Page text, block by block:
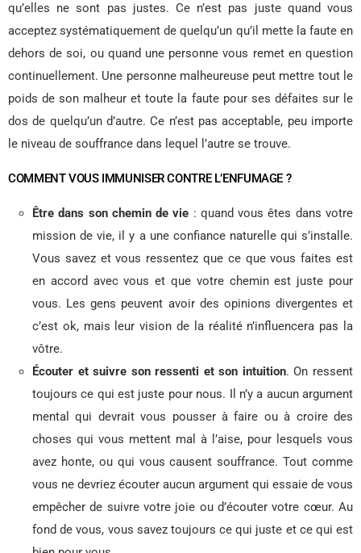
qu’elles ne sont pas justes. Ce n’est pas juste quand vous
acceptez systématiquement de quelqu’un qu’il mette la faute en
dehors de soi, ou quand une personne vous remet en question
continuellement. Une personne malheureuse peut mettre tout le
poids de son malheur et toute la faute pour ses défaites sur le
dos de quelqu’un d’autre. Ce n’est pas acceptable, peu importe
le niveau de souffrance dans lequel l’autre se trouve.
COMMENT VOUS IMMUNISER CONTRE L’ENFUMAGE ?
Être dans son chemin de vie : quand vous êtes dans votre
mission de vie, il y a une confiance naturelle qui s’installe.
Vous savez et vous ressentez que ce que vous faites est
en accord avec vous et que votre chemin est juste pour
vous. Les gens peuvent avoir des opinions divergentes et
c’est ok, mais leur vision de la réalité n’influencera pas la
vôtre.
Écouter et suivre son ressenti et son intuition. On ressent
toujours ce qui est juste pour nous. Il n’y a aucun argument
mental qui devrait vous pousser à faire ou à croire des
choses qui vous mettent mal à l’aise, pour lesquels vous
avez honte, ou qui vous causent souffrance. Tout comme
vous ne devriez écouter aucun argument qui essaie de vous
empêcher de suivre votre joie ou d’écouter votre cœur. Au
fond de vous, vous savez toujours ce qui juste et ce qui est